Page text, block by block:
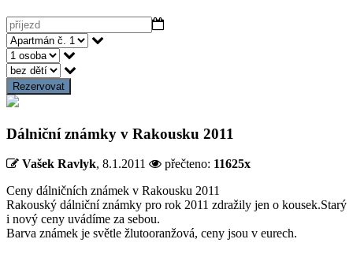
Rezervovat
Dálniční známky v Rakousku 2011
Vašek Ravlyk, 8.1.2011 přečteno: 11625x
Ceny dálničních známek v Rakousku 2011
Rakouský dálniční známky pro rok 2011 zdražily jen o kousek.Starý
i nový ceny uvádíme za sebou.
Barva známek je světle žlutooranžová, ceny jsou v eurech.